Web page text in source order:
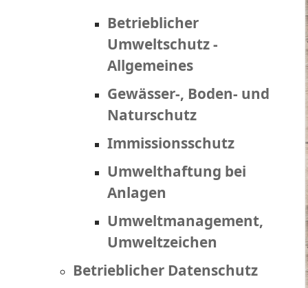
Betrieblicher
Umweltschutz -
Allgemeines
Gewässer-, Boden- und
Naturschutz
Immissionsschutz
Umwelthaftung bei
Anlagen
Umweltmanagement,
Umweltzeichen
Betrieblicher Datenschutz